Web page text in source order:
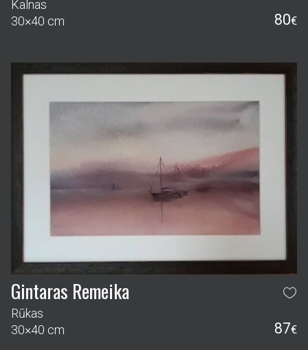
Kalnas
30×40 cm
80€
Gintaras Remeika
Rūkas
30×40 cm
87€